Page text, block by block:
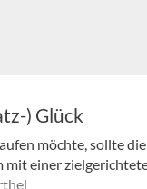
) Glück
möchte, sollte
mit einer